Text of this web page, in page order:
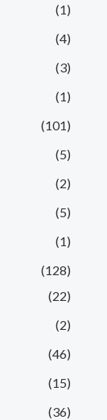
(1)
(4)
(3)
(1)
(101)
(5)
(2)
(5)
(1)
(128)
(22)
(2)
(46)
(15)
(36)